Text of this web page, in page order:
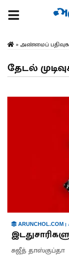
» அண்மைப்
தேடல்
ARUNCHOL.COM |
சுஜீத் தாஸ்குப்தா